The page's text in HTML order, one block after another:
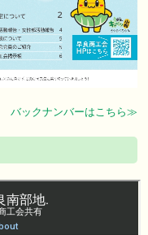
バックナンバーはこちら≫